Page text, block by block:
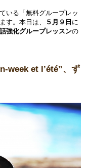
いる「無料グループレッ
す。本日は、
５月９日 に
強化グループレッスンの
week et l’été”、ず